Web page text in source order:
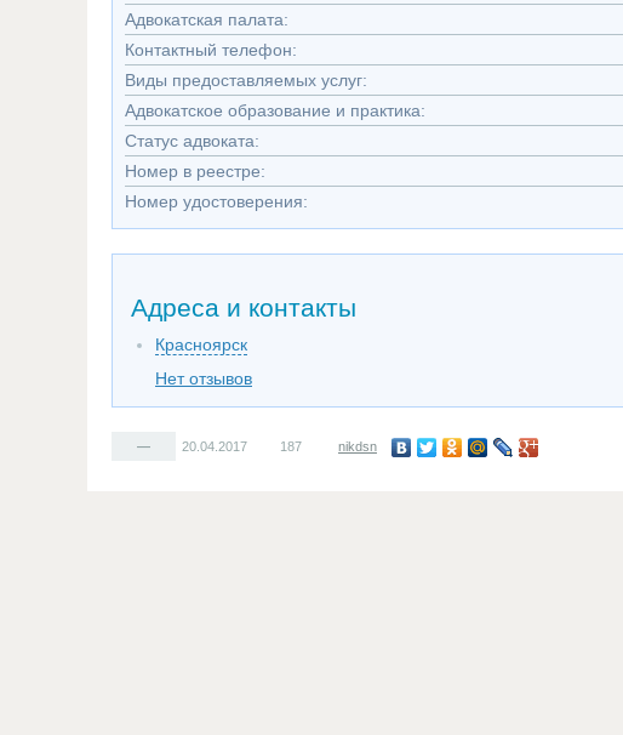
Адвокатская палата:
Контактный телефон:
Виды предоставляемых услуг:
Адвокатское образование и практика:
Статус адвоката:
Номер в реестре:
Номер удостоверения:
Адреса и контакты
Красноярск
Нет отзывов
— 20.04.2017 187 nikdsn